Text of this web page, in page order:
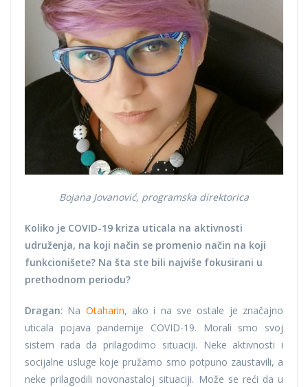
Bojana Jovanović, programska direktorica
Koliko je COVID-19 kriza uticala na aktivnosti
udruženja, na koji način se promenio način na koji
funkcionišete? Na šta ste bili najviše fokusirani u
prethodnom periodu?
Dragan: Na Otaharin, ako i na sve ostale je značajno
uticala pojava pandemije COVID-19. Morali smo svoj
sistem rada da prilagodimo situaciji. Neke aktivnosti i
socijalne usluge koje pružamo smo potpuno zaustavili, a
neke prilagodili novonastaloj situaciji. Može se reći da u